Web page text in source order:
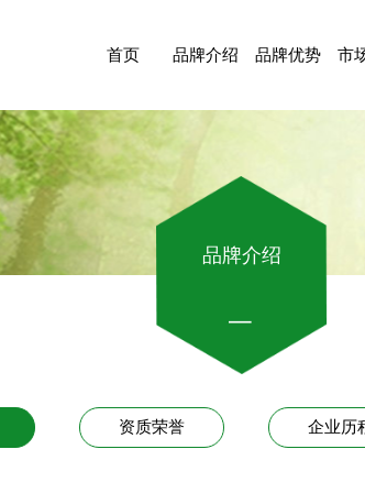
首页 品牌介绍 品牌优势 市
品牌介绍
资质荣誉 企业历